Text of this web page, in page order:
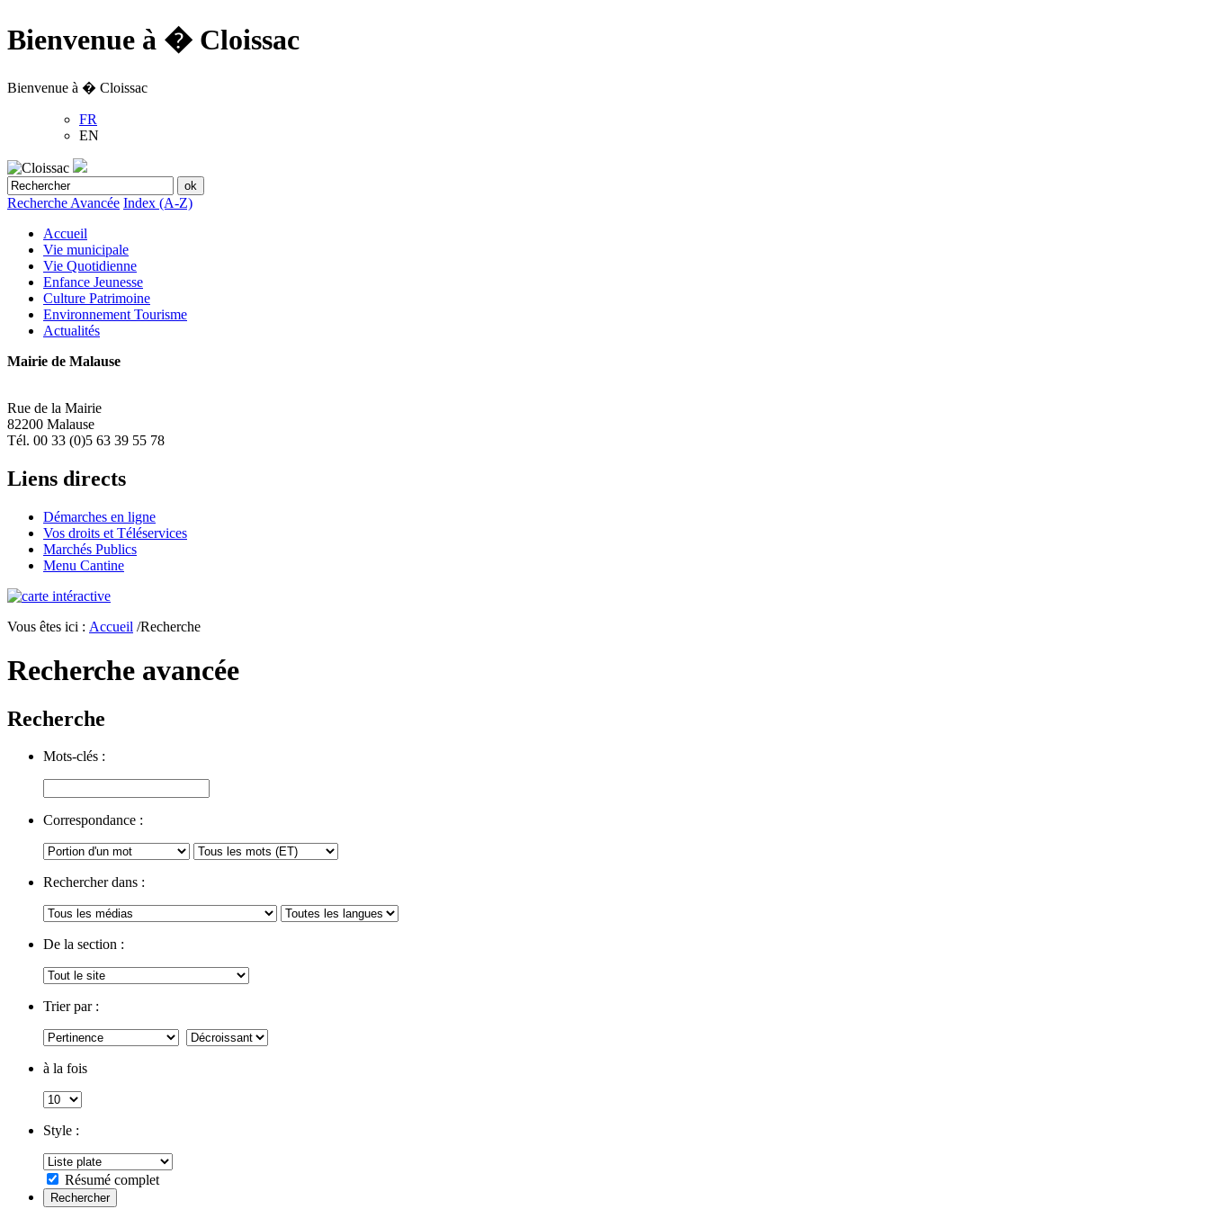
Bienvenue à � Cloissac
Bienvenue à � Cloissac
FR
EN
Recherche Avancée Index (A-Z)
Accueil
Vie municipale
Vie Quotidienne
Enfance Jeunesse
Culture Patrimoine
Environnement Tourisme
Actualités
Mairie de Malause
Rue de la Mairie
82200 Malause
Tél. 00 33 (0)5 63 39 55 78
Liens directs
Démarches en ligne
Vos droits et Téléservices
Marchés Publics
Menu Cantine
Vous êtes ici : Accueil /Recherche
Recherche avancée
Recherche
Mots-clés :
Correspondance :
Rechercher dans :
De la section :
Trier par :
à la fois
Style :
Résumé complet